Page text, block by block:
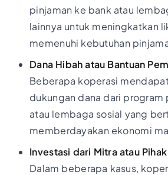
pinjaman ke bank atau
lainnya untuk meningkatkan
memenuhi kebutuhan
Dana Hibah atau Bantuan
Beberapa koperasi
dukungan dana dari program
atau lembaga sosial yang
memberdayakan ekonomi
Investasi dari Mitra atau
Dalam beberapa kasus,